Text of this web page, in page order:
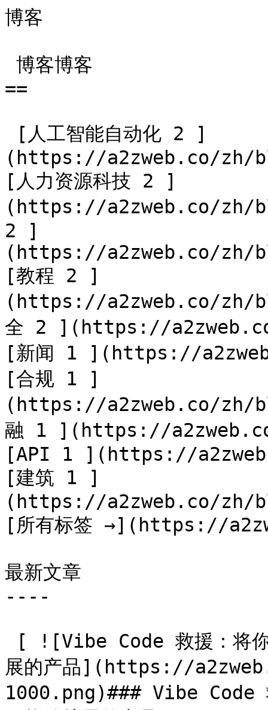
博
==
(https://a2zweb.co/zh/
[人力资源科技 2 ]
(https://a2zweb.co/zh/
2 ]
(https://a2zweb.co/zh/
[教程 2 ]
(https://a2zweb.co/
全 2 ](https://
[新闻 1 ](https://
[合规 1 ]
(https://a2zweb.co/zh/
融 1 ](https://
[API 1 ](https://
[建筑 1 ]
(https://a2zweb.co/zh/
[所有标签 →](https://
最新文章
----
展的产品](https://
1000.png)### Vibe Code